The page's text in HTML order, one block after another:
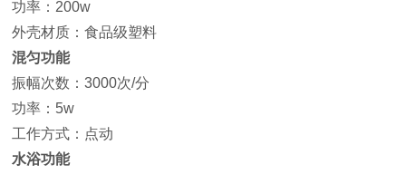
功率：200w
外壳材质：食品级塑料
混匀功能
振幅次数：3000次/分
功率：5w
工作方式：点动
水浴功能